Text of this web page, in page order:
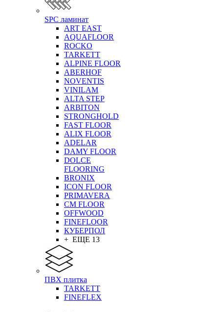
SPC ламинат
ART EAST
AQUAFLOOR
ROCKO
TARKETT
ALPINE FLOOR
ABERHOF
NOVENTIS
VINILAM
ALTA STEP
ARBITON
STRONGHOLD
FAST FLOOR
ALIX FLOOR
ADELAR
DAMY FLOOR
DOLCE
FLOORING
BRONIX
ICON FLOOR
PRIMAVERA
CM FLOOR
OFFWOOD
FINEFLOOR
КУБЕРПОЛ
+ ЕЩЕ 13
ПВХ плитка
TARKETT
FINEFLEX